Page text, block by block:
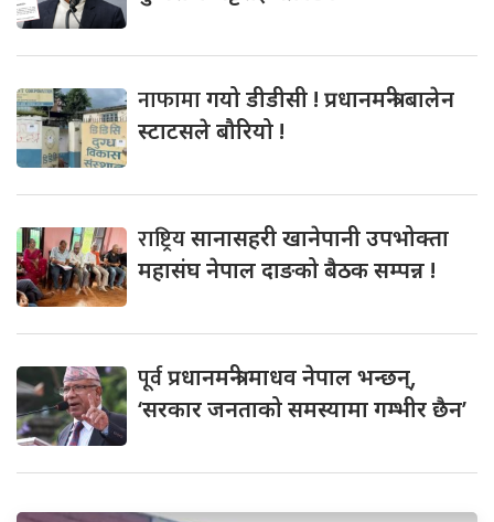
नाफामागयो डीडीसी ! प्रधानमन्त्री बालेन
स्टाटसले बौरियो !
राष्ट्रियसानासहरी खानेपानी उपभोक्ता
महासंघ नेपाल दाङको बैठक सम्पन्न !
पूर्वप्रधानमन्त्री माधव नेपाल भन्छन्,
‘सरकार जनताको समस्यामा गम्भीर छैन’